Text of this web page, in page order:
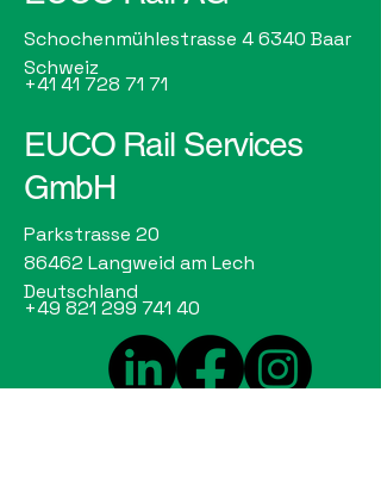
Schochenmühlestrasse 4 6340 Baar
Schweiz
+41 41 728 71 71
EUCO Rail Services
GmbH
Parkstrasse 20
86462 Langweid am Lech
Deutschland
+49 821 299 741 40